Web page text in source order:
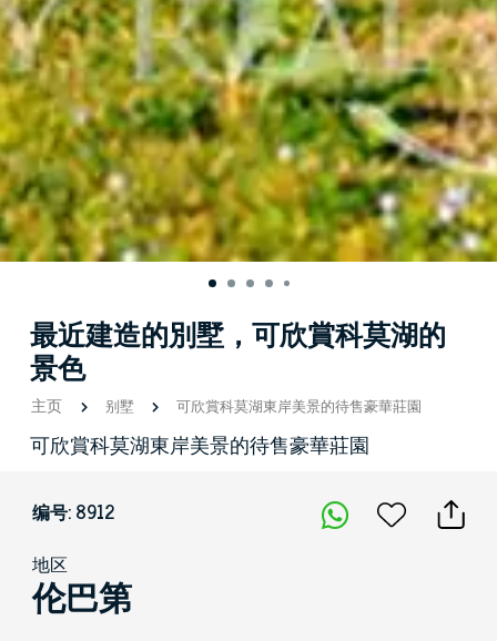
最近建造的別墅，可欣賞科莫湖的
景色
主页 别墅 可欣賞科莫湖東岸美景的待售豪華莊園
可欣賞科莫湖東岸美景的待售豪華莊園
编号: 8912
地区
伦巴第